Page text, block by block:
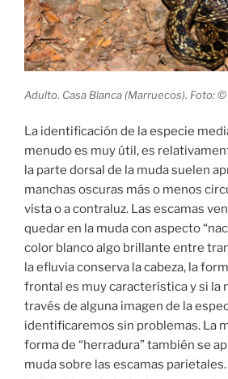
Adulto. Casa Blanca (Marruecos). Foto:
La identificación de la especie
menudo es muy útil, es
la parte dorsal de la muda suelen
manchas oscuras más o menos
vista o a contraluz. Las escamas
quedar en la muda con aspecto
color blanco algo brillante entre
la efluvia conserva la cabeza, la
frontal es muy característica y si la
través de alguna imagen de la
identificaremos sin problemas. La
forma de “herradura” también se
muda sobre las escamas